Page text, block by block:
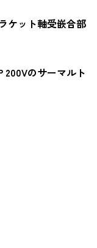
ケット軸受嵌合部
200Vのサーマルト